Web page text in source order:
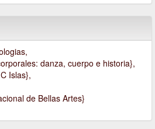
danza, cuerpo e historia},
Islas},
de Bellas Artes}